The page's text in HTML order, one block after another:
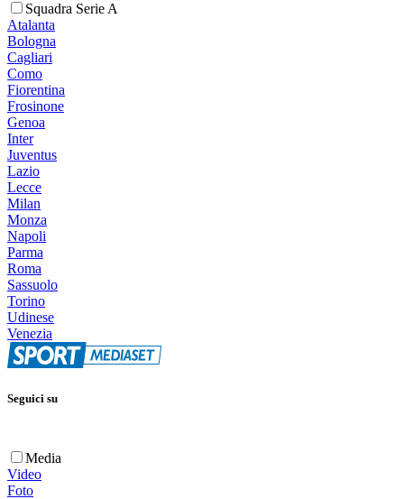
Squadra Serie A
Atalanta
Bologna
Cagliari
Como
Fiorentina
Frosinone
Genoa
Inter
Juventus
Lazio
Lecce
Milan
Monza
Napoli
Parma
Roma
Sassuolo
Torino
Udinese
Venezia
Seguici su
Media
Video
Foto